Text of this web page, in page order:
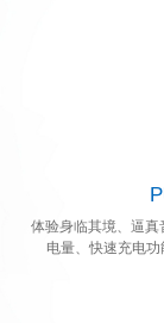
体验身临其境、逼
电量、快速充电功